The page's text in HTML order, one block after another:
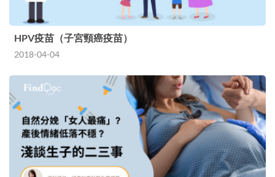
HPV疫苗（子宮頸癌疫苗）
2018-04-04